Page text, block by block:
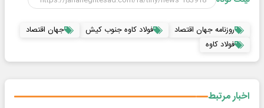
روزنامه جهان اقتصاد فولاد کاوه جنوب کیش
جهان اقتصاد
فولاد کاوه
اخبار مرتبط